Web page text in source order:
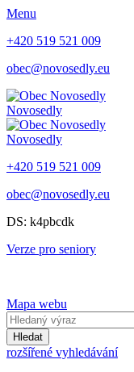
Menu
+420 519 521 009
obec@novosedly.eu
Novosedly
Novosedly
+420 519 521 009
obec@novosedly.eu
DS: k4pbcdk
Verze pro seniory
Mapa webu
Hledat
rozšířené vyhledávání